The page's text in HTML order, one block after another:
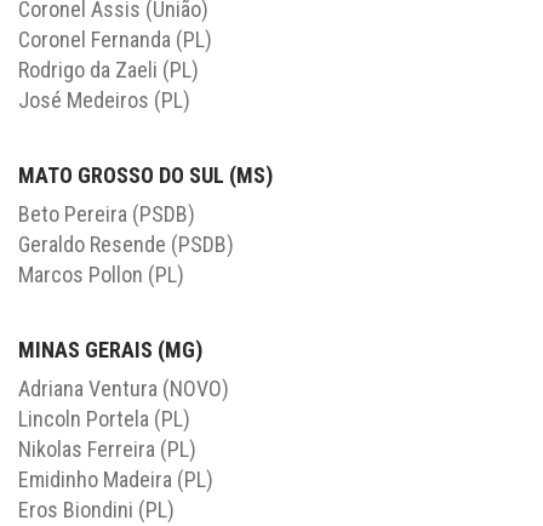
Coronel Assis (União)
Coronel Fernanda (PL)
Rodrigo da Zaeli (PL)
José Medeiros (PL)
MATO GROSSO DO SUL (MS)
Beto Pereira (PSDB)
Geraldo Resende (PSDB)
Marcos Pollon (PL)
MINAS GERAIS (MG)
Adriana Ventura (NOVO)
Lincoln Portela (PL)
Nikolas Ferreira (PL)
Emidinho Madeira (PL)
Eros Biondini (PL)